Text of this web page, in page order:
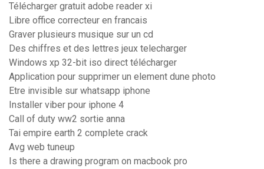
Télécharger gratuit adobe reader xi
Libre office correcteur en francais
Graver plusieurs musique sur un cd
Des chiffres et des lettres jeux telecharger
Windows xp 32-bit iso direct télécharger
Application pour supprimer un element dune photo
Etre invisible sur whatsapp iphone
Installer viber pour iphone 4
Call of duty ww2 sortie anna
Tai empire earth 2 complete crack
Avg web tuneup
Is there a drawing program on macbook pro